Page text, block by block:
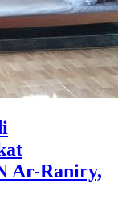
Ar-Raniry,